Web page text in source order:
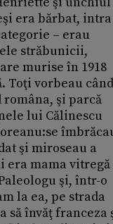
era bărbat, intra
– erau
străbunicii,
murise în 1918
Toţi vorbeau când
şi parcă
lui Călinescu
şi miroseau a
era mama vitregă
şi, într-o
la ea, pe strada
să învăţ franceza